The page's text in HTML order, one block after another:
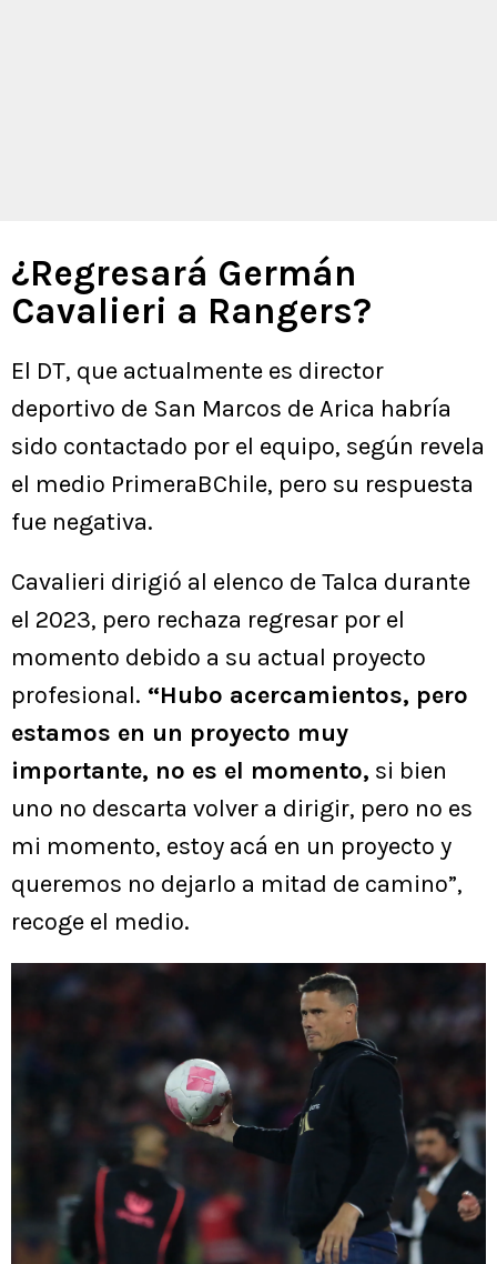
¿Regresará Germán
Cavalieri a Rangers?
El DT, que actualmente es director
deportivo de San Marcos de Arica habría
sido contactado por el equipo, según revela
el medio PrimeraBChile, pero su respuesta
fue negativa.
Cavalieri dirigió al elenco de Talca durante
el 2023, pero rechaza regresar por el
momento debido a su actual proyecto
profesional. “Hubo acercamientos, pero
estamos en un proyecto muy
importante, no es el momento, si bien
uno no descarta volver a dirigir, pero no es
mi momento, estoy acá en un proyecto y
queremos no dejarlo a mitad de camino”,
recoge el medio.